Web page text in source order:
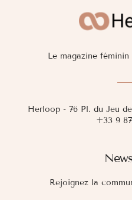
Rejoignez la
Le magazine
Herloop - 76 Pl. du Jeu de
+33 9